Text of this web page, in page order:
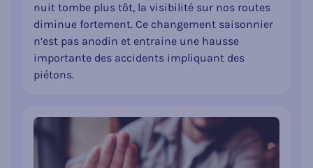
nuit tombe plus tôt, la visibilité sur nos routes
diminue fortement. Ce changement saisonnier
n’est pas anodin et entraine une hausse
importante des accidents impliquant des
piétons.